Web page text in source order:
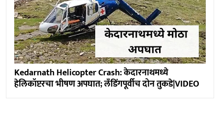
Kedarnath Helicopter Crash: केदारनाथमध्ये
हेलिकॉप्टरचा भीषण अपघात; लँडिंगपूर्वीच दोन तुकडे|VIDEO